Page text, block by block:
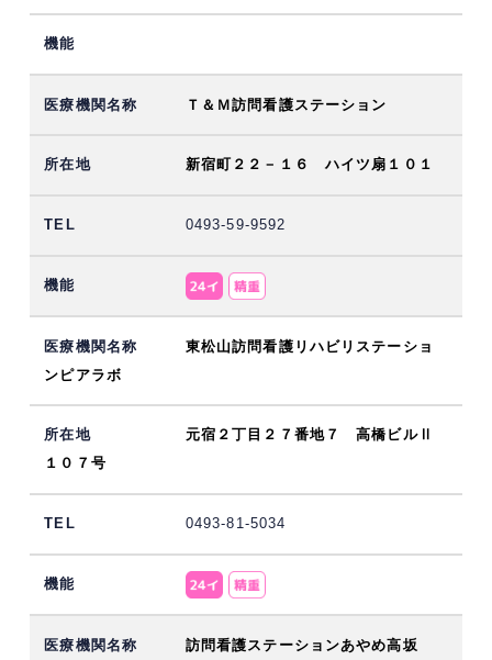
Ｔ＆Ｍ訪問看護ステーション
新宿町２２－１６ ハイツ扇１０１
0493-59-9592
東松山訪問看護リハビリステーショ
ンピアラボ
元宿２丁目２７番地７ 高橋ビルⅡ
１０７号
0493-81-5034
訪問看護ステーションあやめ高坂